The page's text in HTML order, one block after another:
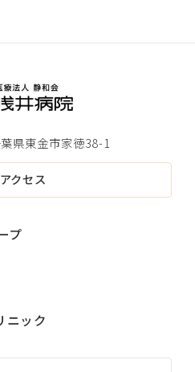
県東金市家徳38-1
アクセス
プ
ニック